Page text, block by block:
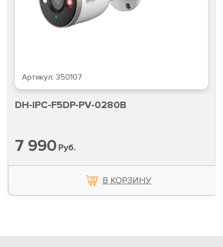
Артикул: 350107
DH-IPC-F5DP-PV-0280B
7 990 Руб.
В КОРЗИНУ